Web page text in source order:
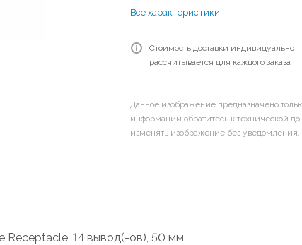
Все характеристики
Стоимость доставки индивидуально
рассчитывается для каждого заказа
Данное изображение предназначено
информации обратитесь к технической
изменять изображение без уведомления.
Receptacle, 14 вывод(-ов), 50 мм